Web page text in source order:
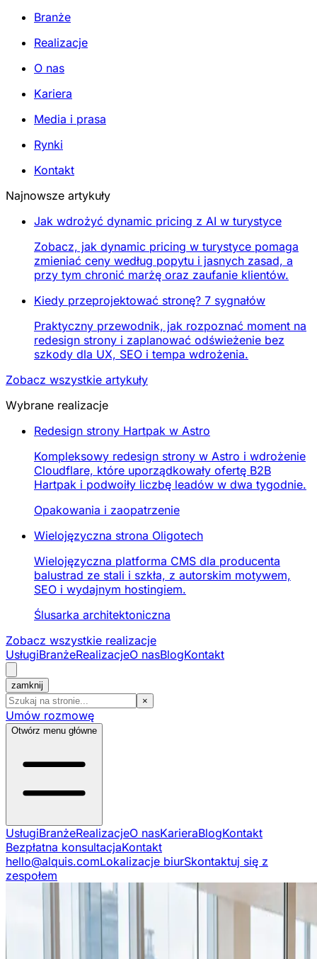
Branże
Realizacje
O nas
Kariera
Media i prasa
Rynki
Kontakt
Najnowsze artykuły
Jak wdrożyć dynamic pricing z AI w turystyce
Zobacz, jak dynamic pricing w turystyce pomaga
zmieniać ceny według popytu i jasnych zasad, a
przy tym chronić marżę oraz zaufanie klientów.
Kiedy przeprojektować stronę? 7 sygnałów
Praktyczny przewodnik, jak rozpoznać moment na
redesign strony i zaplanować odświeżenie bez
szkody dla UX, SEO i tempa wdrożenia.
Zobacz wszystkie artykuły
Wybrane realizacje
Redesign strony Hartpak w Astro
Kompleksowy redesign strony w Astro i wdrożenie
Cloudflare, które uporządkowały ofertę B2B
Hartpak i podwoiły liczbę leadów w dwa tygodnie.
Opakowania i zaopatrzenie
Wielojęzyczna strona Oligotech
Wielojęzyczna platforma CMS dla producenta
balustrad ze stali i szkła, z autorskim motywem,
SEO i wydajnym hostingiem.
Ślusarka architektoniczna
Zobacz wszystkie realizacje
UsługiBranżeRealizacjeO nasBlogKontakt
zamknij
×
Umów rozmowę
Otwórz menu główne
UsługiBranżeRealizacjeO nasKarieraBlogKontakt
Bezpłatna konsultacjaKontakt
hello@alquis.comLokalizacje biurSkontaktuj się z
zespołem